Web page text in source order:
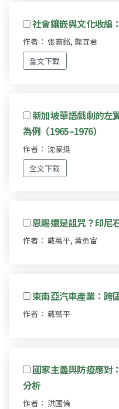
社會鑲嵌與文化收編
作者： 張書銘, 龔宜君
全文下載
新加坡華語戲劇的左
為例（1965–1976）
作者： 沈豪挺
全文下載
恩賜還是詛咒？印尼
作者： 戴萬平, 黃勇富
東南亞汽車產業：跨
作者： 戴萬平
國家主義與防疫應對
分析
作者： 洪國倫